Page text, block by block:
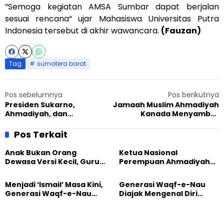
”Semoga kegiatan AMSA Sumbar dapat berjalan
sesuai rencana“ ujar Mahasiswa Universitas Putra
Indonesia tersebut di akhir wawancara. (Fauzan)
Tag sumatera barat
Pos sebelumnya
Presiden Sukarno,
Ahmadiyah, dan
Pos berikutnya
Jamaah Muslim Ahmadiyah
Kanada Menyambut
Tinggi yang Memenangkan
Kebebasan Beragama
Pos Terkait
Anak Bukan Orang
Dewasa Versi Kecil, Guru
Pendidikan BERLIAN
Ketua Nasional
Perempuan Ahmadiyah
Besar Universitas
Terbuka
Menjadi ‘Ismail’ Masa Kini,
Generasi Waqf-e-Nau
Generasi Waqf-e-Nau
Diajak Mengenal Diri